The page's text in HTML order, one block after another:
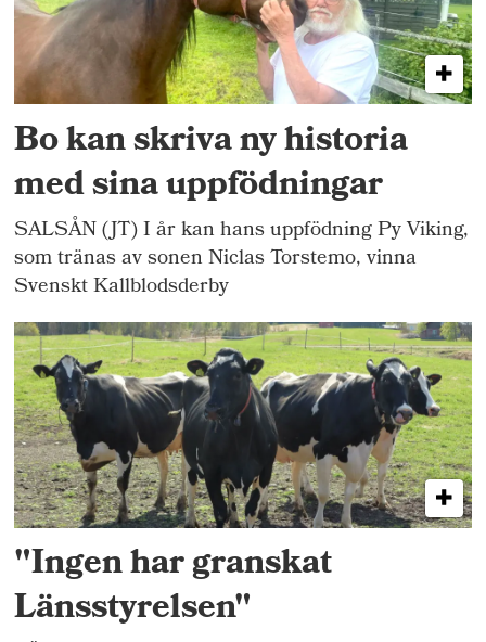
Bo kan skriva ny historia
med sina uppfödningar
SALSÅN (JT) I år kan hans uppfödning Py Viking,
som tränas av sonen Niclas Torstemo, vinna
Svenskt Kallblodsderby
"Ingen har granskat
Länsstyrelsen"